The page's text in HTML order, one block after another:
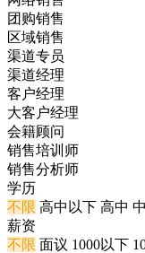
团购销售
区域销售
渠道专员
渠道经理
客户经理
大客户经理
会籍顾问
销售培训师
销售分析师
学历
不限 高中以下 高中
薪资
不限 面议 1000以下